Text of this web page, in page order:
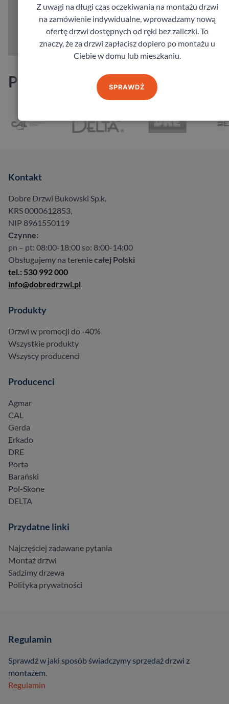
Producenci
Kontakt
Dobre Drzwi Bukowski Sp.k.
KRS 0000612853,
NIP 8961550119
Czynne:
pn – pt: 08:00-18:00 so: 8:00-14:00
Obsługujemy na tereniecałej Polski
tel.: 530 992 000
info@dobredrzwi.pl
Produkty
Drzwi w promocji do -40%
Wszystkie produkty
Wszyscy producenci
Producenci
Agmar
CAL
Gerda
Erkado
DRE
Porta
Barański
Pol-Skone
DELTA
Przydatne linki
Najczęściej zadawane pytania
Montaż drzwi
Sadzimy drzewa
Polityka prywatności
Regulamin
Sprawdź w jaki sposób świadczymy sprzedaż drzwi z
montażem.
Regulamin
Z uwagi na długi czas oczekiwania na montażu drzwi
na zamówienie indywidualne, wprowadzamy nową
ofertę drzwi dostępnych od ręki bez zaliczki. To
znaczy, że za drzwi zapłacisz dopiero po montażu u
Ciebie w domu lub mieszkaniu.
SPRAWDŹ